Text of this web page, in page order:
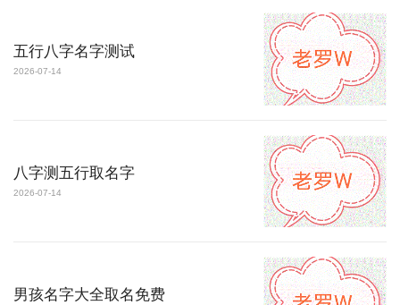
五行八字名字测试
2026-07-14
八字测五行取名字
2026-07-14
男孩名字大全取名免费